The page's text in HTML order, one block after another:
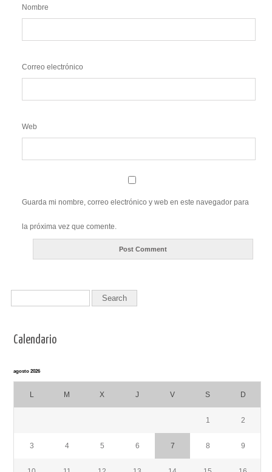
Nombre
Correo electrónico
Web
Guarda mi nombre, correo electrónico y web en este navegador para
la próxima vez que comente.
Calendario
agosto 2026
L M X J V S D
1 2
3 4 5 6 7 8 9